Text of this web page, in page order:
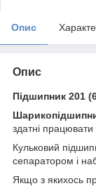
Опис
Опис
Підшипник 201
здатні
Кульковий
сепаратором і
Якщо з якихось